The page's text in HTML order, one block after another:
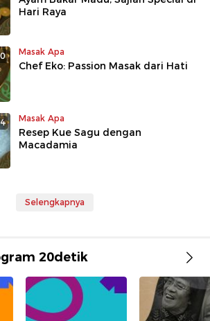
Hari Raya
Masak Apa
Chef Eko: Passion Masak dari Hati
Masak Apa
Resep Kue Sagu dengan
Macadamia
Selengkapnya
20detik